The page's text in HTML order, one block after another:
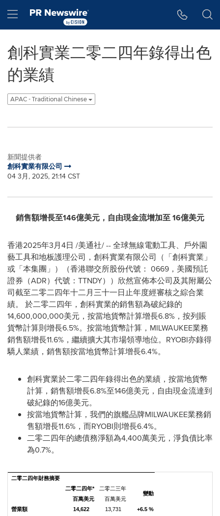
Hamburger menu
創科實業二零二四年錄得出色
的業績
APAC - Traditional Chinese
新聞提供者
創科實業有限公司
04 3月, 2025, 21:14 CST
銷售額增長至146億美元，自由現金流增加至16億美元
香港2025年3月4日 /美通社/ -- 全球無線電動工具、戶外園
藝工具和地板護理公司，創科實業有限公司（「創科實業」
或「本集團」）（香港聯交所股份代號： 0669，美國預託
證券（ADR）代號：TTNDY））欣然宣佈本公司及其附屬公
司截至二零二四年十二月三十一日止年度經審核之綜合業
績。 於二零二四年，創科實業的銷售額為破紀錄的
14,600,000,000美元，按當地貨幣計算增長6.8%，按列賬
貨幣計算則增長6.5%。按當地貨幣計算，MILWAUKEE業務
銷售額增長11.6%，繼續擴大其市場領導地位。RYOBI亦錄得
驕人業績，銷售額按當地貨幣計算增長6.4%。
創科實業於二零二四年錄得出色的業績，按當地貨幣
計算，銷售額增長6.8%至146億美元，自由現金流達到
破紀錄的16億美元。
按當地貨幣計算，我們的旗艦品牌MILWAUKEE業務銷
售額增長11.6%，而RYOBI則增長6.4%。
二零二四年的總債務淨額為4,400萬美元，淨負債比率
為0.7%。
二零二四年財務摘要
二零二四年*
百萬美元
二零二三年
百萬美元
變動
營業額 14,622 13,731
+6.5 %